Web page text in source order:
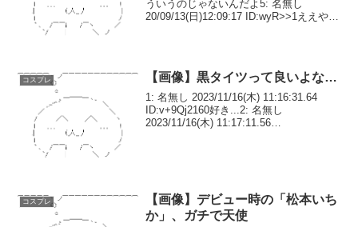
ういうのじゃないんだよ5: 名無し
20/09/13(日)12:09:17 ID:wyR>>1ええやん
コスプレ 【画像】黒タイツって良いよな…
1: 名無し 2023/11/16(木) 11:16:31.64
ID:v+9Qj2160好き...2: 名無し
2023/11/16(木) 11:17:11.56
コスプレ
【画像】デビュー時の「松本いち
か」、ガチで天使